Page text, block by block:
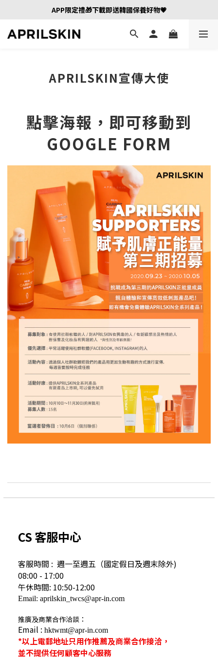
APP限定禮🎁下載即送韓國保養好物💗
APRILSKIN宣傳大使
點擊海報，即可移動到
GOOGLE FORM
CS 客服中心
客服時間 : 週一至週五（國定假日及週末除外)
08:00 - 17:00
午休時間: 10:50-12:00
Email: aprilskin_twcs@apr-in.com
推廣及商業合作洽談：
Email : hktwmt@apr-in.com
*以上電郵地址只用作推薦及商業合作接洽，
並不提供任何顧客中心服務